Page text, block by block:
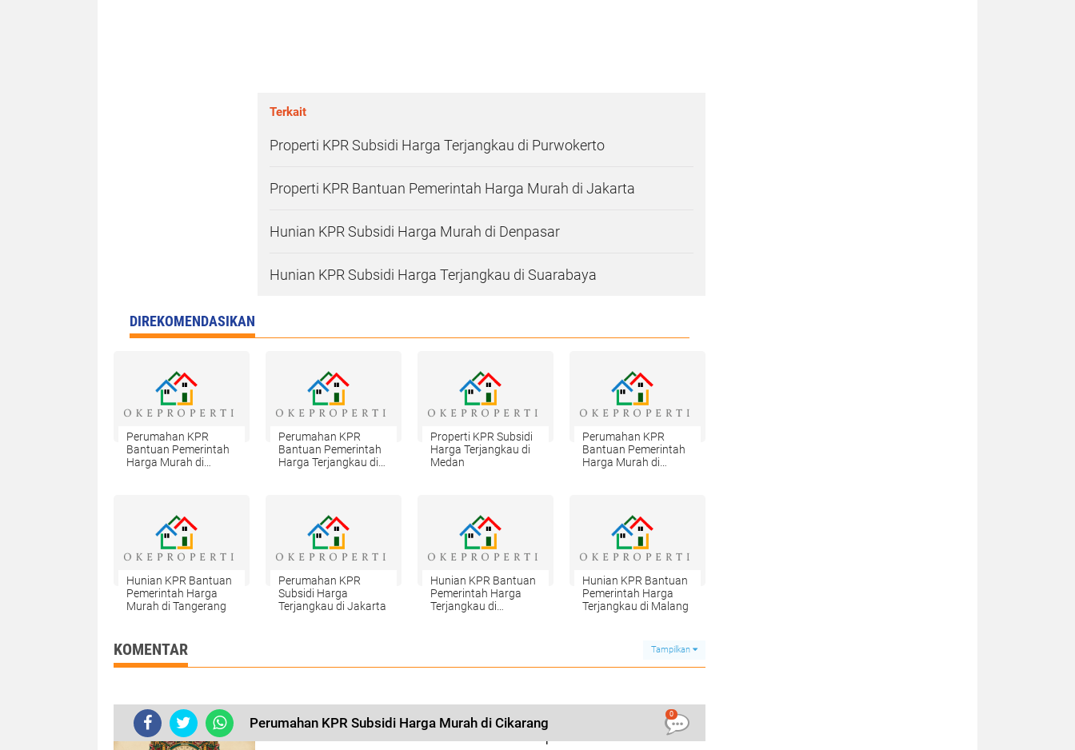
Terkait
Properti KPR Subsidi Harga Terjangkau di Purwokerto
Properti KPR Bantuan Pemerintah Harga Murah di Jakarta
Hunian KPR Subsidi Harga Murah di Denpasar
Hunian KPR Subsidi Harga Terjangkau di Suarabaya
DIREKOMENDASIKAN
Perumahan KPR
Bantuan Pemerintah
Harga Murah di
Perumahan KPR
Bantuan Pemerintah
Harga Terjangkau di
Properti KPR Subsidi
Harga Terjangkau di
Medan
Perumahan KPR
Bantuan Pemerintah
Harga Murah di
Hunian KPR Bantuan
Pemerintah Harga
Murah di Tangerang
Perumahan KPR
Subsidi Harga
Terjangkau di Jakarta
Hunian KPR Bantuan
Pemerintah Harga
Terjangkau di
Hunian KPR Bantuan
Pemerintah Harga
Terjangkau di Malang
KOMENTAR Tampilkan
Perumahan KPR Subsidi Harga Murah di Cikarang
0
Analisis Karakteristik dan Prospek Karier